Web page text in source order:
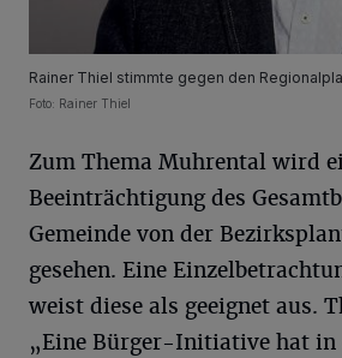
Rainer Thiel stimmte gegen den
Foto: Rainer Thiel
Zum Thema Muhrental wird
Beeinträchtigung des
Gemeinde von der
gesehen. Eine
weist diese als geeignet aus.
„Eine Bürger-Initiative hat in